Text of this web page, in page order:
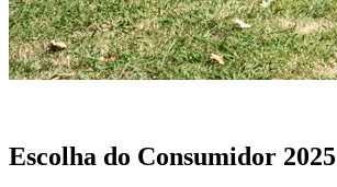
Escolha do Consumidor 2025